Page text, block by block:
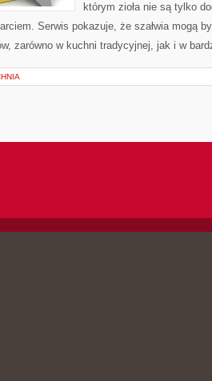
którym zioła nie są tylko
Serwis pokazuje, że szałwia mogą
zarówno w kuchni tradycyjnej, jak i w